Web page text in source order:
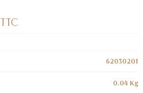
TTC
62030201
0.04 Kg